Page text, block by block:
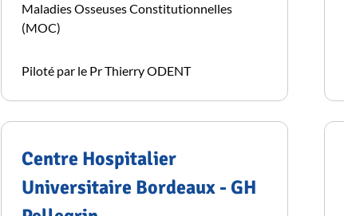
Maladies Osseuses Constitutionnelles
(MOC)
Piloté par le Pr Thierry ODENT
Centre Hospitalier
Universitaire Bordeaux - GH